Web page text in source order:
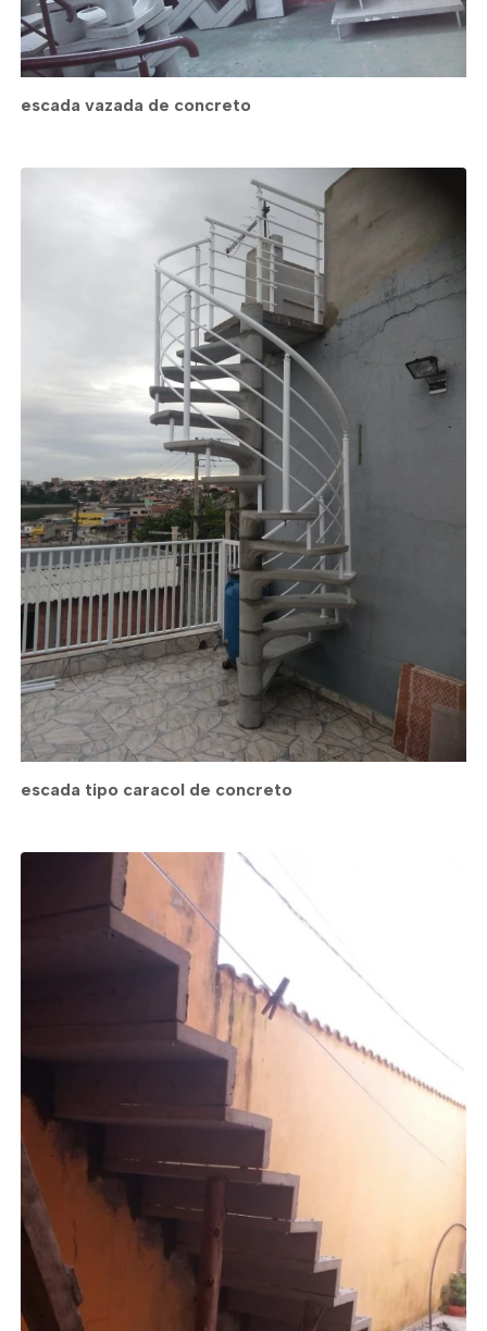
escada vazada de concreto
escada tipo caracol de concreto